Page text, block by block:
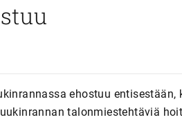
ehostuu
talonmiestehtäviä